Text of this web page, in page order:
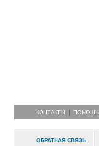
КОНТАКТЫ ПОМОЩЬ
ОБРАТНАЯ СВЯЗЬ